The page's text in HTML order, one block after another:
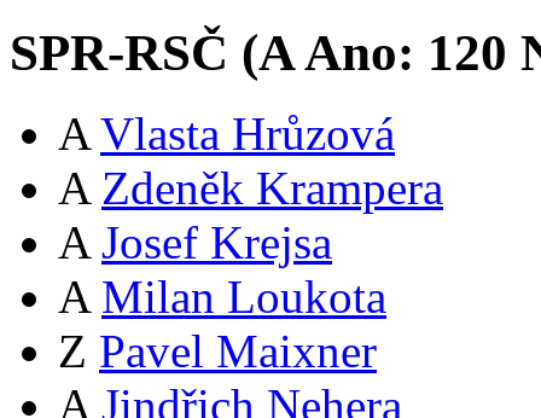
SPR-RSČ (AAno: 120
A Vlasta Hrůzová
A Zdeněk Krampera
A Josef Krejsa
A Milan Loukota
Z Pavel Maixner
A Jindřich Nehera